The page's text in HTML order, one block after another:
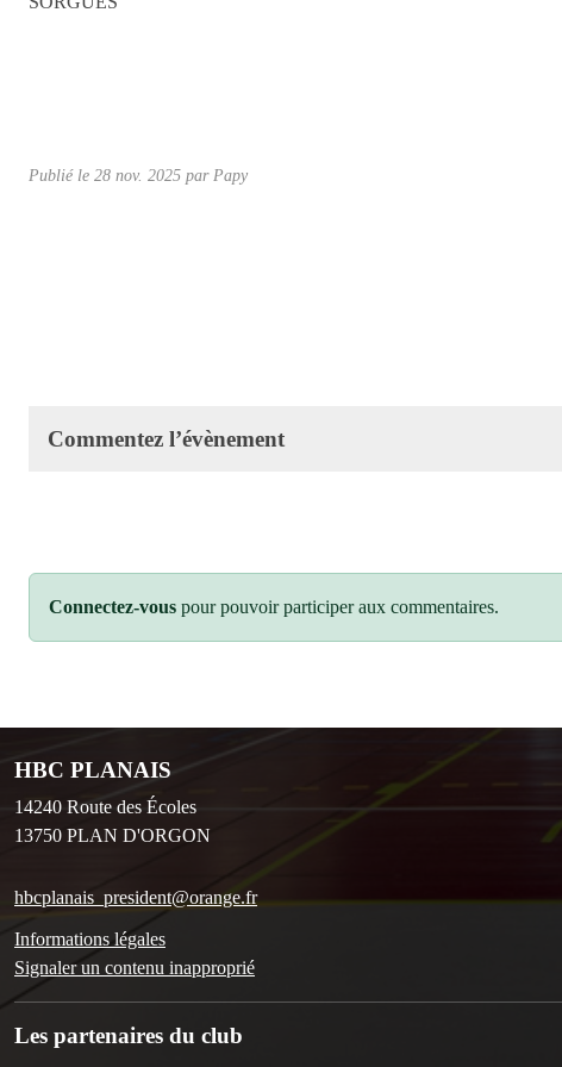
Publié le 28 nov. 2025 par Papy
Commentez l’évènement
Connectez-vous pour pouvoir participer aux commentaires.
HBC PLANAIS
14240 Route des Écoles
13750 PLAN D'ORGON
hbcplanais_president@orange.fr
Informations légales
Signaler un contenu inapproprié
Les partenaires du club